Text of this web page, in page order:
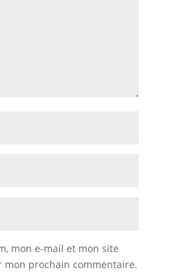
mon e-mail et mon site
prochain commentaire.